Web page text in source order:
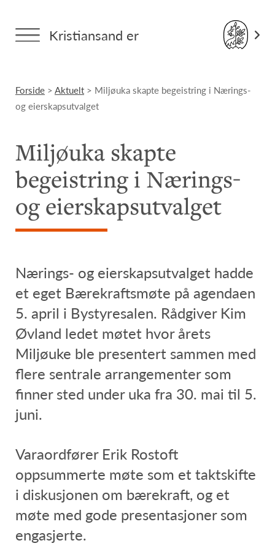
Kristiansand er
Forside >Aktuelt > Miljøuka skapte begeistring i Nærings-
og eierskapsutvalget
Miljøuka skapte
begeistring i Nærings-
og eierskapsutvalget
Nærings- og eierskapsutvalget hadde
et eget Bærekraftsmøte på agendaen
5. april i Bystyresalen. Rådgiver Kim
Øvland ledet møtet hvor årets
Miljøuke ble presentert sammen med
flere sentrale arrangementer som
finner sted under uka fra 30. mai til 5.
juni.
Varaordfører Erik Rostoft
oppsummerte møte som et taktskifte
i diskusjonen om bærekraft, og et
møte med gode presentasjoner som
engasjerte.